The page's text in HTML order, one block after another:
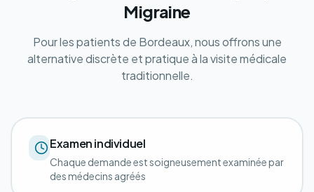
Migraine
Pour les patients de Bordeaux, nous offrons une
alternative discrète et pratique à la visite médicale
traditionnelle.
Examen individuel
Chaque demande est soigneusement examinée par
des médecins agréés